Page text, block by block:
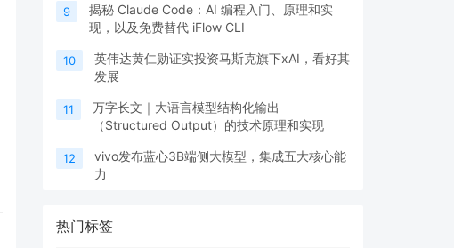
9
揭秘 Claude Code：AI 编程入门、原理和实
现，以及免费替代 iFlow CLI
10
英伟达黄仁勋证实投资马斯克旗下xAI，看好其
发展
11
万字长文｜大语言模型结构化输出
（Structured Output）的技术原理和实现
12
vivo发布蓝心3B端侧大模型，集成五大核心能
力
热门标签